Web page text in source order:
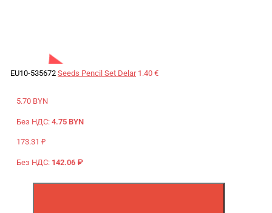
EU10-535672 Seeds Pencil Set Delar 1.40 €
5.70 BYN
Без НДС: 4.75 BYN
173.31 ₽
Без НДС: 142.06 ₽